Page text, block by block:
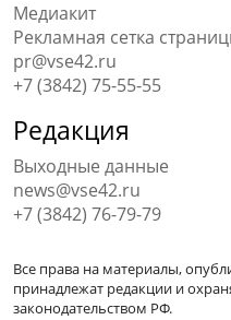
Медиакит
Рекламная сетка
pr@vse42.ru
+7 (3842) 75-55-55
Редакция
Выходные данные
news@vse42.ru
+7 (3842) 76-79-79
Все права на материалы,
принадлежат редакции и
законодательством РФ.